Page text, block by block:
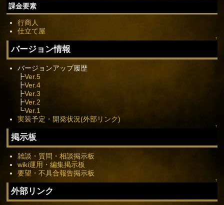
課金要素
行商人
仕立て屋
↑
バージョン情報
バージョンアップ履歴
┣Ver.5
┣Ver.4
┣Ver.3
┣Ver.2
┗Ver.1
実装予定・開発状況(外部リンク)
↑
掲示板
雑談・質問・相談掲示板
wiki運用・編集掲示板
要望・不具合報告掲示板
↑
外部リンク